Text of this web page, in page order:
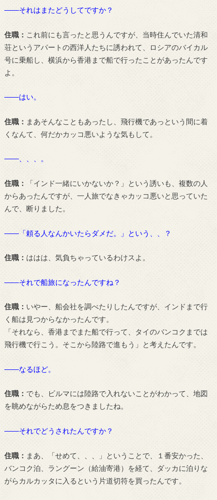
――それはまたどうしてですか？
住職： これ前にも言ったと思うんですが、当時住んでいた清和
荘というアパートの西洋人たちに誘われて、ロシアのバイカル
号に乗船し、横浜から香港まで船で行ったことがあったんです
よ。
――はい。
住職： まあそんなこともあったし、飛行機であっという間に着
くなんて、何だかカッコ悪いような気もして。
――、、、。
住職：
「インド一緒にいかないか？」という誘いも、複数の人
からあったんですが、一人旅でなきゃカッコ悪いと思っていた
んで、断りました。
――「頼る人なんかいたらダメだ。」という、、？
住職： ははは、気負ちゃっているわけスよ。
――それで船旅になったんですね？
住職： いやー、船会社を調べたりしたんですが、インドまで行
く船は見つからなかったんです。
「それなら、香港までまた船で行って、タイのバンコクまでは
飛行機で行こう。そこから陸路で進もう」と考えたんです。
――なるほど。
住職： でも、ビルマには陸路で入れないことがわかって、地図
を眺めながらため息をつきましたね。
――それでどうされたんですか？
住職： まあ、「せめて、、、」ということで、１番安かった、
バンコク泊、ラングーン（給油寄港）を経て、ダッカに泊りな
がらカルカッタに入るという片道切符を買ったんです。